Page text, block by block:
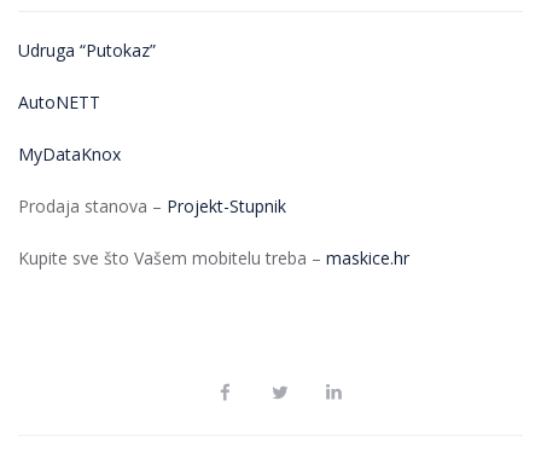
Udruga “Putokaz”
AutoNETT
MyDataKnox
Prodaja stanova – Projekt-Stupnik
Kupite sve što Vašem mobitelu treba – maskice.hr